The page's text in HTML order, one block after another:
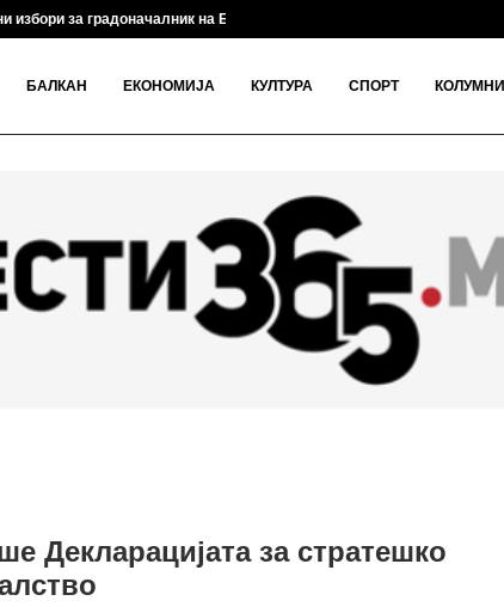
избори за градоначалник на Брвеница на 18...
БАЛКАН ЕКОНОМИЈА КУЛТУРА СПОРТ КОЛУМНИ
Декларацијата за стратешко